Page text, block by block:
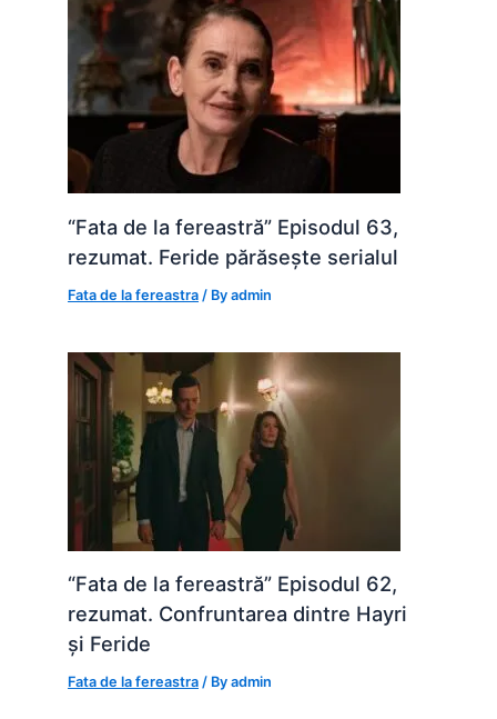
“Fata de la fereastră” Episodul 63,
rezumat. Feride părăsește serialul
Fata de la fereastra / Byadmin
“Fata de la fereastră” Episodul 62,
rezumat. Confruntarea dintre Hayri
și Feride
Fata de la fereastra / Byadmin